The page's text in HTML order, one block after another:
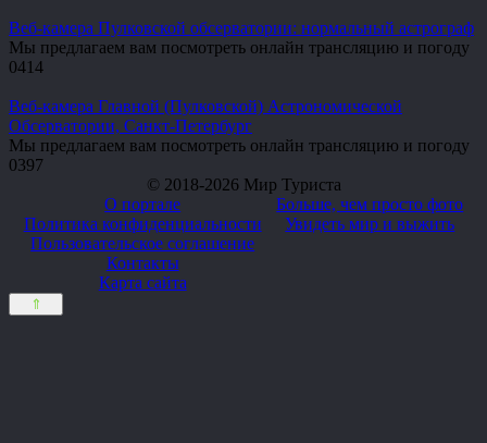
Веб-камера Пулковской обсерватории: нормальный астрограф
Мы предлагаем вам посмотреть онлайн трансляцию и погоду
0414
Веб-камера Главной (Пулковской) Астрономической
Обсерватории, Санкт-Петербург
Мы предлагаем вам посмотреть онлайн трансляцию и погоду
0397
© 2018-2026 Мир Туриста
О портале
Политика конфиденциальности
Пользовательское соглашение
Контакты
Карта сайта
Больше, чем просто фото
Увидеть мир и выжить